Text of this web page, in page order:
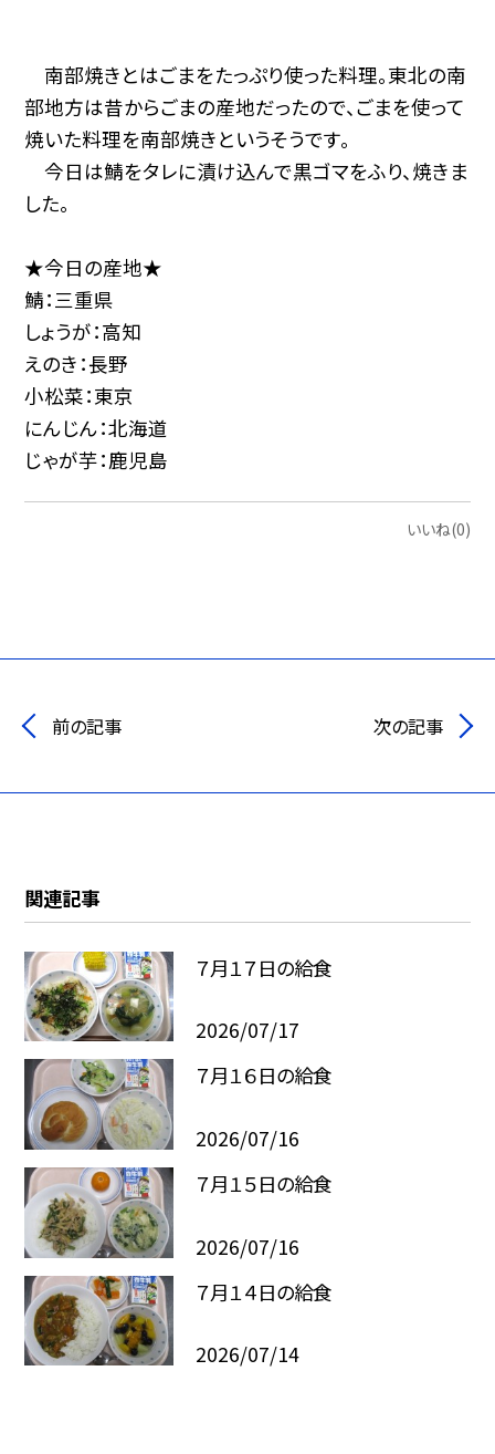
南部焼きとはごまをたっぷり使った料理。東北の南
部地方は昔からごまの産地だったので、ごまを使って
焼いた料理を南部焼きというそうです。
今日は鯖をタレに漬け込んで黒ゴマをふり、焼きま
した。
★今日の産地★
鯖：三重県
しょうが：高知
えのき：長野
小松菜：東京
にんじん：北海道
じゃが芋：鹿児島
いいね(0)
前の記事 次の記事
関連記事
７月１７日の給食
2026/07/17
７月１６日の給食
2026/07/16
７月１５日の給食
2026/07/16
７月１４日の給食
2026/07/14